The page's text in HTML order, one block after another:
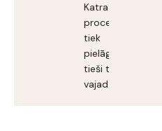
Katra
procedūra
tiek
pielāgota
tieši tavām
vajadzībām.